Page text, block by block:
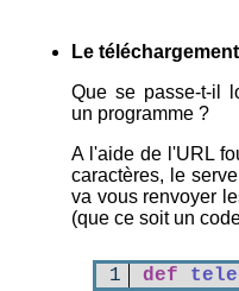
Le
Que se passe-t-il
un programme ?
A l'aide de l'URL
caractères, le
va vous renvoyer
(que ce soit un
1 def